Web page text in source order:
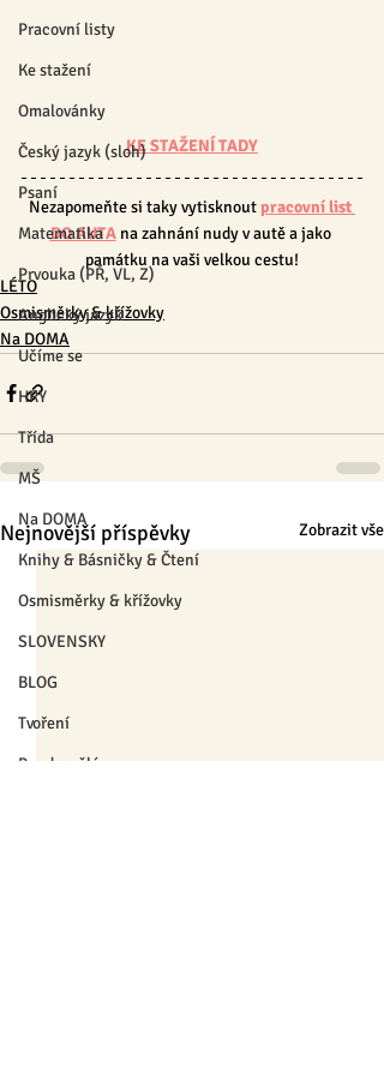
Pracovní listy
Ke stažení
Omalovánky
Český jazyk (sloh)
Psaní
Matematika
Prvouka (PŘ, VL, Z)
Anglický jazyk
Učíme se
HRY
Třída
MŠ
Na DOMA
Knihy & Básničky & Čtení
Osmisměrky & křížovky
SLOVENSKY
BLOG
Tvoření
Pro dospělé
KE STAŽENÍ TADY
Nezapomeňte si taky vytisknout pracovní list
DO AUTA na zahnání nudy v autě a jako
památku na vaši velkou cestu!
LÉTO
Osmisměrky & křížovky
Na DOMA
Nejnovější příspěvky Zobrazit vše